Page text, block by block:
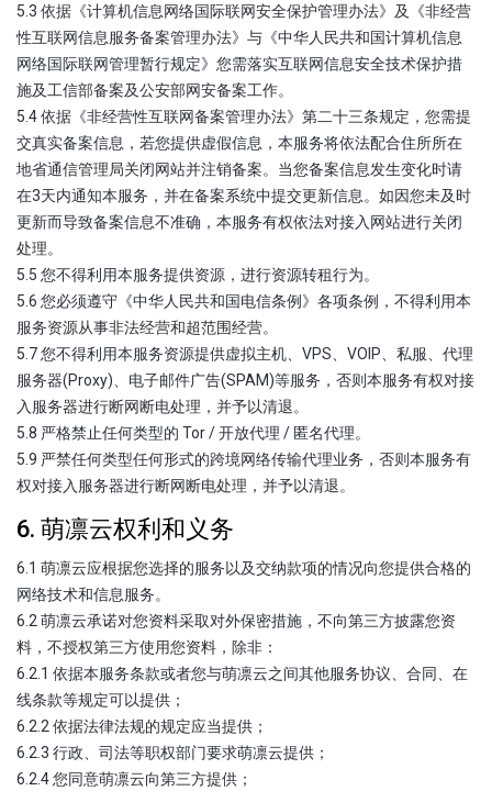
5.3 依据《计算机信息网络国际联网安全保护管理办法》及《非经营
性互联网信息服务备案管理办法》与《中华人民共和国计算机信息
网络国际联网管理暂行规定》您需落实互联网信息安全技术保护措
施及工信部备案及公安部网安备案工作。
5.4 依据《非经营性互联网备案管理办法》第二十三条规定，您需提
交真实备案信息，若您提供虚假信息，本服务将依法配合住所所在
地省通信管理局关闭网站并注销备案。当您备案信息发生变化时请
在3天内通知本服务，并在备案系统中提交更新信息。如因您未及时
更新而导致备案信息不准确，本服务有权依法对接入网站进行关闭
处理。
5.5 您不得利用本服务提供资源，进行资源转租行为。
5.6 您必须遵守《中华人民共和国电信条例》各项条例，不得利用本
服务资源从事非法经营和超范围经营。
5.7 您不得利用本服务资源提供虚拟主机、VPS、VOIP、私服、代理
服务器(Proxy)、电子邮件广告(SPAM)等服务，否则本服务有权对接
入服务器进行断网断电处理，并予以清退。
5.8 严格禁止任何类型的 Tor / 开放代理 / 匿名代理。
5.9 严禁任何类型任何形式的跨境网络传输代理业务，否则本服务有
权对接入服务器进行断网断电处理，并予以清退。
6. 萌凛云权利和义务
6.1 萌凛云应根据您选择的服务以及交纳款项的情况向您提供合格的
网络技术和信息服务。
6.2 萌凛云承诺对您资料采取对外保密措施，不向第三方披露您资
料，不授权第三方使用您资料，除非：
6.2.1 依据本服务条款或者您与萌凛云之间其他服务协议、合同、在
线条款等规定可以提供；
6.2.2 依据法律法规的规定应当提供；
6.2.3 行政、司法等职权部门要求萌凛云提供；
6.2.4 您同意萌凛云向第三方提供；